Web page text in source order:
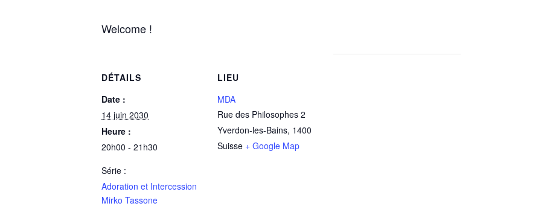
Welcome !
DÉTAILS
Date :
14 juin 2030
Heure :
20h00 - 21h30
Série :
Adoration et Intercession
Mirko Tassone
LIEU
MDA
Rue des Philosophes 2
Yverdon-les-Bains, 1400
Suisse + Google Map